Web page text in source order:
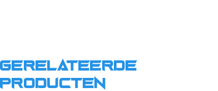
Gerelateerde
producten